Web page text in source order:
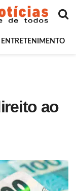
ENTRETENIMENTO
ao